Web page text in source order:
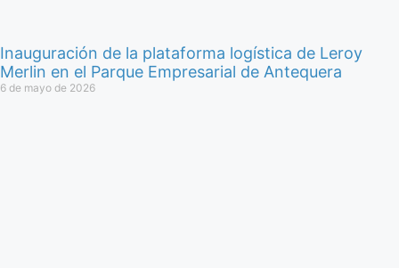
Inauguración de la plataforma logística de Leroy
Merlin en el Parque Empresarial de Antequera
6 de mayo de 2026